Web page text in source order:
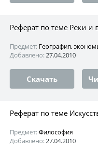
Реферат по теме Реки
Предмет: География,
Добавлено:27.04.2010
Скачать
Реферат по теме
Предмет:Философия
Добавлено:27.04.2010